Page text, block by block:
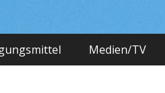
Medien/TV